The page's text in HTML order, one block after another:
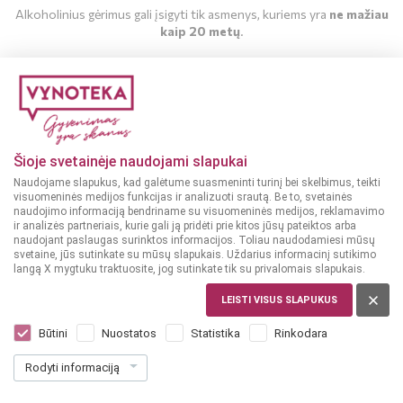
Šioje svetainėje naudojami slapukai
Naudojame slapukus, kad galėtume suasmeninti turinį bei skelbimus, teikti
visuomeninės medijos funkcijas ir analizuoti srautą. Be to, svetainės
naudojimo informaciją bendriname su visuomeninės medijos, reklamavimo
ir analizės partneriais, kurie gali ją pridėti prie kitos jūsų pateiktos arba
naudojant paslaugas surinktos informacijos. Toliau naudodamiesi mūsų
svetaine, jūs sutinkate su mūsų slapukais. Uždarius informacinį sutikimo
langą X mygtuku traktuosite, jog sutinkate tik su privalomais slapukais.
LEISTI VISUS SLAPUKUS
Būtini Nuostatos Statistika Rinkodara
Rodyti informaciją
Alkoholinius gėrimus gali įsigyti tik asmenys, kuriems yra ne mažiau
kaip 20 metų.
Alkoholio kontrolės įstatyme numatyta, kad Lietuvos
Respublikoje prekiauti ir parduoti alkoholinius gėrimus
Nuo 2014 m. lapkričio 1 d. Lietuvoje įsigaliojo draudimas
jaunesniems kaip 18 metų asmenims parduoti, nupirkti ar kitaip
perduoti energinius gėrimus.
Internetinėje svetainėje pateiktos kainos gali nesutapti su
parduotuvėse esančiomis kainomis. Prašome vadovautis
parduotuvėse nurodytomis kainomis.
Prekės pateiktos internetinėje svetainėje nebūtinai turi būti
visose VYNOTEKA ir VYNOTEKA DIDMENA parduotuvėse.
Vartodami alkoholį, rizikuojate savo sveikata, šeimos ir
visuomenės gerove.
Taisyklės ir sąlygos
Žaidimas